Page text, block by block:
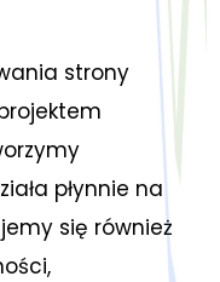
strony
płynnie na
się również